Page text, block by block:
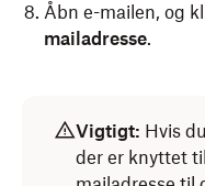
Åbn e-mailen, og
mailadresse.
Vigtigt: Hvis
der er knyttet